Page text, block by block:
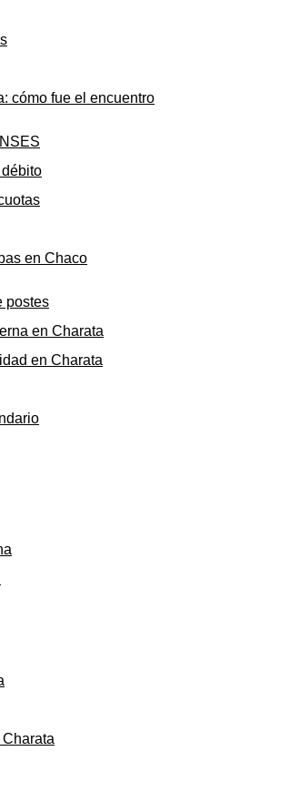
cómo fue el encuentro
en Chaco
postes
en Charata
en Charata